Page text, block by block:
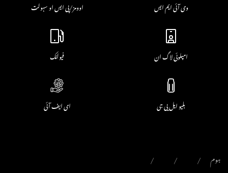
وی آئی ایم ایس اوومز/پی ایس او سہولت
امپلوئی لاگ ان فیولنک
بلیو ایل پی جی ای ایف آئی
ہوم